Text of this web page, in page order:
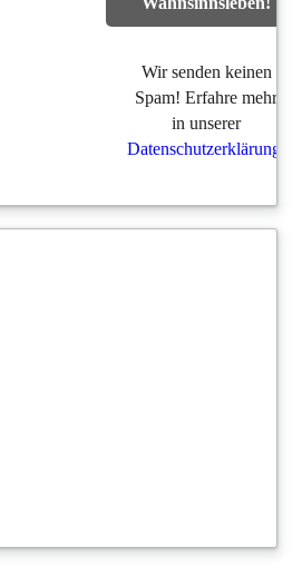
Wir senden keinen
Spam! Erfahre mehr
in unserer
Datenschutzerklärung